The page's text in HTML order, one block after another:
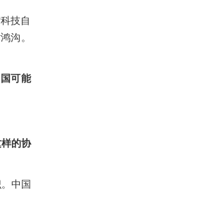
技自
沟。
可能
的协
中国